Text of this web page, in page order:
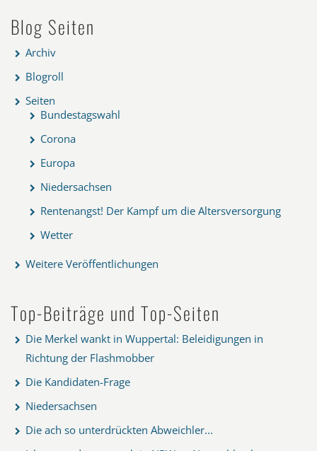
Blog Seiten
Archiv
Blogroll
Seiten
Bundestagswahl
Corona
Europa
Niedersachsen
Rentenangst! Der Kampf um die Altersversorgung
Wetter
Weitere Veröffentlichungen
Top-Beiträge und Top-Seiten
Die Merkel wankt in Wuppertal: Beleidigungen in
Richtung der Flashmobber
Die Kandidaten-Frage
Niedersachsen
Die ach so unterdrückten Abweichler...